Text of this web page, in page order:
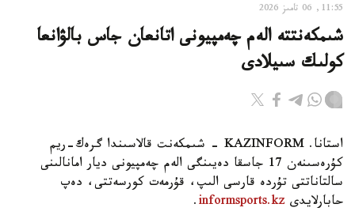
11:55, 06 تامىز 2026
شىمكەنتتە الەم چەمپيونى اتانعان جاس بالۋانعا
كولىك سىيلادى
استانا. KAZINFORM - شىمكەنت قالاسىندا گرەك-ريم
كۇرەسىنەن 17 جاسقا دەيىنگى الەم چەمپيونى ديار امانالىنى
سالتاناتتى تۇردە قارسى الىپ، قۇرمەت كورسەتتى، دەپ
حابارلايدى informsports.kz
.